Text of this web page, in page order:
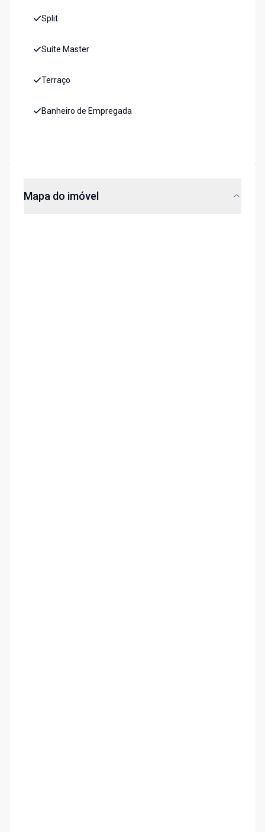
Split
Suíte Master
Terraço
Banheiro de Empregada
Mapa do imóvel